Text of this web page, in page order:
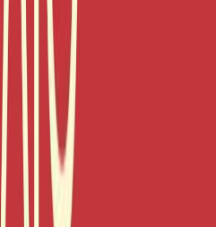
των νησιωτών, θα μειώσουν στο
στοές και δεν θα διστάσουν να
και γυναίκες. Μέχρι τη μέρα
για κοινωνική δικαιοσύνη
Σερφιώτες θα ξεσηκωθούν
ίδια μέρα που κάποιος
Ανδρομέδα, τη γυναίκα του
να αψηφήσει τον θάνατο και να
αιχμάλωτης και του γενναίου